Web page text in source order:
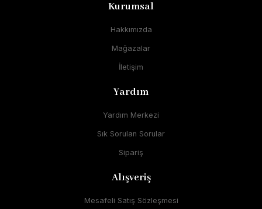
Kurumsal
Hakkımızda
Mağazalar
İletişim
Yardım
Yardım Merkezi
Sık Sorulan Sorular
Sipariş
Alışveriş
Mesafeli Satış Sözleşmesi